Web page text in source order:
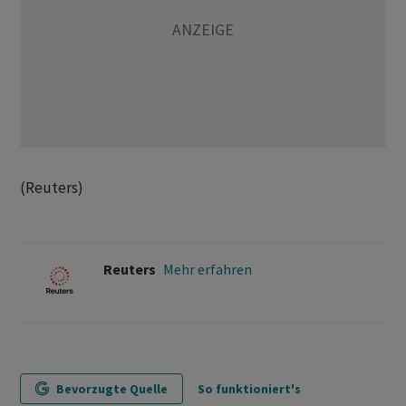
(Reuters)
Reuters Mehr erfahren
Bevorzugte Quelle So funktioniert's